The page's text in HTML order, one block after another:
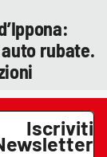
rubate.
Iscriviti